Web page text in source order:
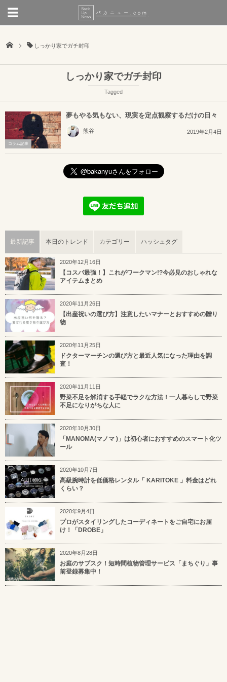
しっかり家でガチ封印
しっかり家でガチ封印
Tagged
コラム記事
夢もやる気もない、現実を定点観察するだけの日々
熊谷 2019年2月4日
最新記事 本日のトレンド カテゴリー ハッシュタグ
2020年12月16日
【コスパ最強！】これがワークマン!?今必見のおしゃれな
アイテムまとめ
2020年11月26日
【出産祝いの選び方】注意したいマナーとおすすめの贈り
物
2020年11月25日
ドクターマーチンの選び方と最近人気になった理由を調
査！
2020年11月11日
野菜不足を解消する手軽でラクな方法！一人暮らしで野菜
不足になりがちな人に
2020年10月30日
「MANOMA(マノマ )」は初心者におすすめのスマート化ツ
ール
2020年10月7日
高級腕時計を低価格レンタル「 KARITOKE 」料金はどれ
くらい？
2020年9月4日
プロがスタイリングしたコーディネートをご自宅にお届
け！「DROBE」
2020年8月28日
お庭のサブスク！短時間植物管理サービス「まちぐり」事
前登録募集中！